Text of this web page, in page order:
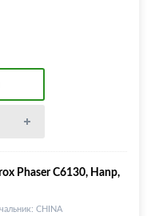
Phaser C6130, Hanp,
CHINA